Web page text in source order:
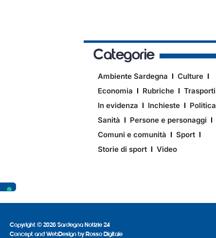
Categorie
Ambiente Sardegna
Culture
Economia
Rubriche
Trasporti
In evidenza
Inchieste
Politica
Sanità
Persone e personaggi
Comuni e comunità
Sport
Storie di sport
Video
Copyright © 2026 Sardegna Notizie 24
Concept and WebDesign by Rosso Digitale